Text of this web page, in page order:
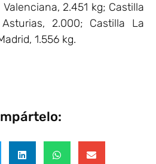
2.451 kg; Castilla
2.000; Castilla La
1.556 kg.